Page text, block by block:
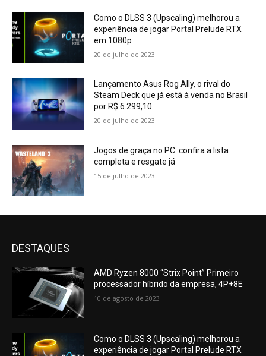
Como o DLSS 3 (Upscaling) melhorou a
experiência de jogar Portal Prelude RTX
em 1080p
20 de julho de 2023
Lançamento Asus Rog Ally, o rival do
Steam Deck que já está à venda no Brasil
por R$ 6.299,10
20 de julho de 2023
Jogos de graça no PC: confira a lista
completa e resgate já
15 de julho de 2023
DESTAQUES
AMD Ryzen 8000 “Strix Point” Primeiro
processador híbrido da empresa, 4P+8E
10 de agosto de 2023
Como o DLSS 3 (Upscaling) melhorou a
experiência de jogar Portal Prelude RTX